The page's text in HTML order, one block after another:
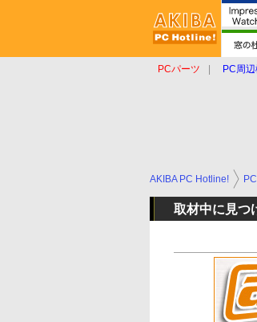
PCパーツ PC周
AKIBA PC Hotline!
取材中に見つ